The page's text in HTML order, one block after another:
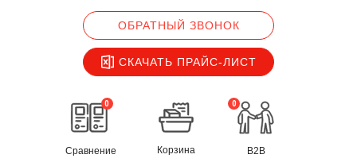
ОБРАТНЫЙ ЗВОНОК
СКАЧАТЬ ПРАЙС-ЛИСТ
0
Сравнение
0
Корзина B2B